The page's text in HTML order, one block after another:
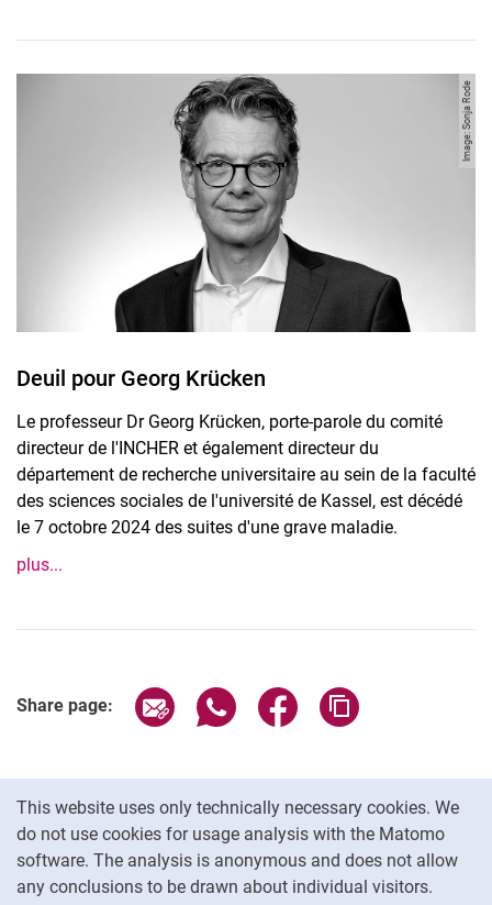
This website uses only technically necessary cookies. We
do not use cookies for usage analysis with the Matomo
software. The analysis is anonymous and does not allow
any conclusions to be drawn about individual visitors.
Image: Sonja Rode
Deuil pour Georg Krücken
Le professeur Dr Georg Krücken, porte-parole du comité
directeur de l'INCHER et également directeur du
département de recherche universitaire au sein de la faculté
des sciences sociales de l'université de Kassel, est décédé
le 7 octobre 2024 des suites d'une grave maladie.
plus...
Share page: Share page via email
Share page via WhatsApp
Share page via
Cookie settings